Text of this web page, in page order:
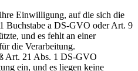
Einwilligung, auf die sich die
Buchstabe a DS-GVO oder Art. 9
und es fehlt an einer
die Verarbeitung.
Art. 21 Abs. 1 DS-GVO
ein, und es liegen keine